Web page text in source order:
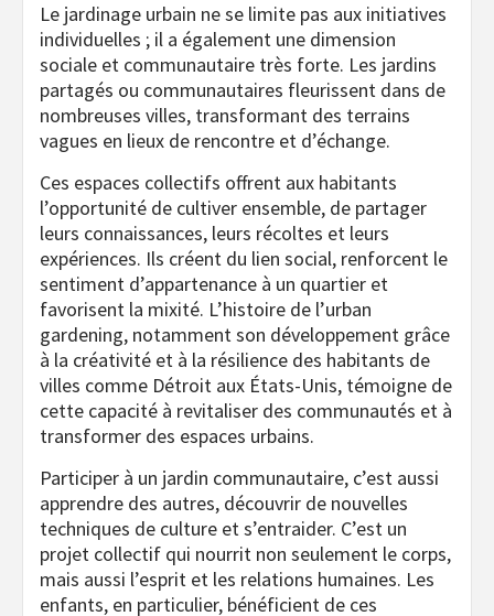
Le jardinage urbain ne se limite pas aux initiatives
individuelles ; il a également une dimension
sociale et communautaire très forte. Les jardins
partagés ou communautaires fleurissent dans de
nombreuses villes, transformant des terrains
vagues en lieux de rencontre et d’échange.
Ces espaces collectifs offrent aux habitants
l’opportunité de cultiver ensemble, de partager
leurs connaissances, leurs récoltes et leurs
expériences. Ils créent du lien social, renforcent le
sentiment d’appartenance à un quartier et
favorisent la mixité. L’histoire de l’urban
gardening, notamment son développement grâce
à la créativité et à la résilience des habitants de
villes comme Détroit aux États-Unis, témoigne de
cette capacité à revitaliser des communautés et à
transformer des espaces urbains.
Participer à un jardin communautaire, c’est aussi
apprendre des autres, découvrir de nouvelles
techniques de culture et s’entraider. C’est un
projet collectif qui nourrit non seulement le corps,
mais aussi l’esprit et les relations humaines. Les
enfants, en particulier, bénéficient de ces